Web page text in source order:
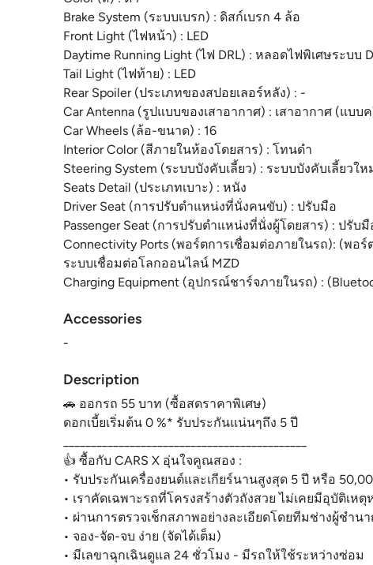
Brake System (ระบบเบรก) : ดิสก์เบรก 4 ล้อ
Front Light (ไฟหน้า) : LED
Daytime Running Light (ไฟ DRL) : หลอดไฟพิเศษระบบ
Tail Light (ไฟท้าย) : LED
Rear Spoiler (ประเภทของสปอยเลอร์หลัง) : -
Car Antenna (รูปแบบของเสาอากาศ) : เสาอากาศ (แบบ
Car Wheels (ล้อ-ขนาด) : 16
Interior Color (สีภายในห้องโดยสาร) : โทนดำ
Steering System (ระบบบังคับเลี้ยว) : ระบบบังคับเลี้ยวใ
Seats Detail (ประเภทเบาะ) : หนัง
Driver Seat (การปรับตำแหน่งที่นั่งคนขับ) : ปรับมือ
Passenger Seat (การปรับตำแหน่งที่นั่งผู้โดยสาร) : ปรับมื
Connectivity Ports (พอร์ตการเชื่อมต่อภายในรถ): (พอร์
ระบบเชื่อมต่อโลกออนไลน์ MZD
Charging Equipment (อุปกรณ์ชาร์จภายในรถ) :
Accessories
-
Description
🚗 ออกรถ 55 บาท (ซื้อสดราคาพิเศษ)
ดอกเบี้ยเริ่มต้น 0 %* รับประกันแน่นๆถึง 5 ปี
👍 ซื้อกับ CARS X อุ่นใจคูณสอง :
• รับประกันเครื่องยนต์และเกียร์นานสูงสุด 5 ปี หรือ
• เราคัดเฉพาะรถที่โครงสร้างตัวถังสวย ไม่เคยมีอุบัติเห
• ผ่านการตรวจเช็กสภาพอย่างละเอียดโดยทีมช่างผู้ชำน
• จอง-จัด-จบ ง่าย (จัดได้เต็ม)
• มีเลขาฉุกเฉินดูแล 24 ชั่วโมง - มีรถให้ใช้ระหว่างซ่อม